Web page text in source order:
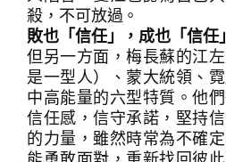
殺，不可放過。
敗也「信任」，成也「信任」
但另一方面，梅長蘇的江
是一型人）、蒙大統領、
中高能量的六型特質。他
信任感，信守承諾，堅持
的力量，雖然時常為不確